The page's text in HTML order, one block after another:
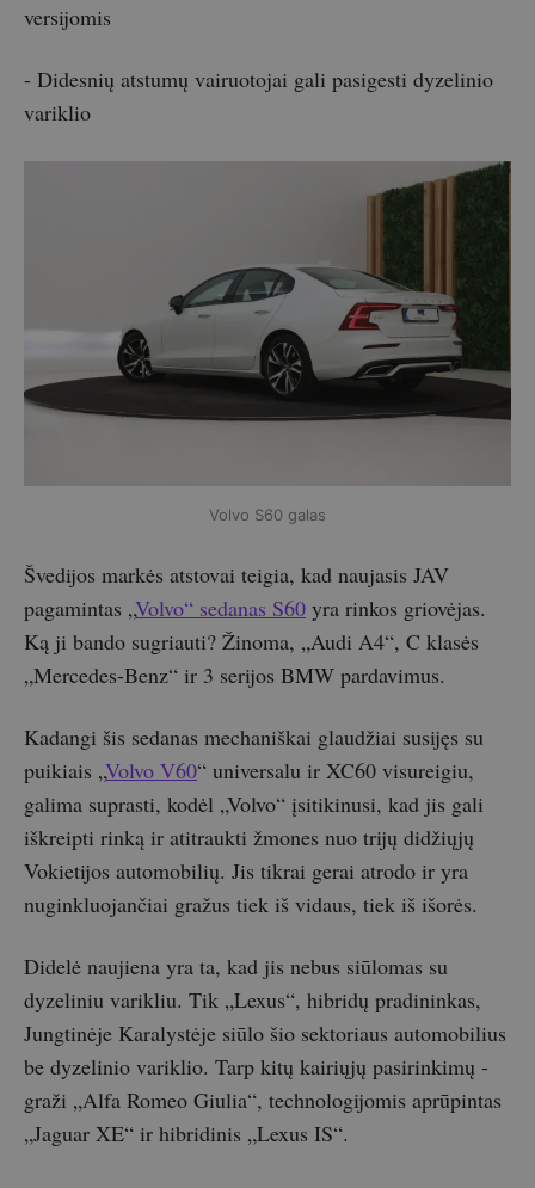
versijomis
- Didesnių atstumų vairuotojai gali pasigesti dyzelinio
variklio
Volvo S60 galas
Švedijos markės atstovai teigia, kad naujasis JAV
pagamintas „Volvo“ sedanas S60 yra rinkos griovėjas.
Ką ji bando sugriauti? Žinoma, „Audi A4“, C klasės
„Mercedes-Benz“ ir 3 serijos BMW pardavimus.
Kadangi šis sedanas mechaniškai glaudžiai susijęs su
puikiais „Volvo V60“ universalu ir XC60 visureigiu,
galima suprasti, kodėl „Volvo“ įsitikinusi, kad jis gali
iškreipti rinką ir atitraukti žmones nuo trijų didžiųjų
Vokietijos automobilių. Jis tikrai gerai atrodo ir yra
nuginkluojančiai gražus tiek iš vidaus, tiek iš išorės.
Didelė naujiena yra ta, kad jis nebus siūlomas su
dyzeliniu varikliu. Tik „Lexus“, hibridų pradininkas,
Jungtinėje Karalystėje siūlo šio sektoriaus automobilius
be dyzelinio variklio. Tarp kitų kairiųjų pasirinkimų -
graži „Alfa Romeo Giulia“, technologijomis aprūpintas
„Jaguar XE“ ir hibridinis „Lexus IS“.